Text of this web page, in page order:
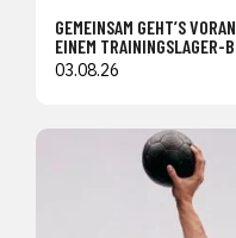
GEMEINSAM GEHT’S
EINEM TRAININGSLAGER-
03.08.26